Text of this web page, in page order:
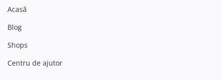
Acasă
Blog
Shops
Centru de ajutor